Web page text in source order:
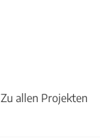
Zu allen Projekten